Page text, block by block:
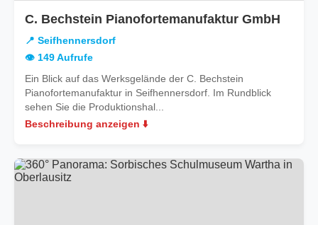
C. Bechstein Pianofortemanufaktur GmbH
📍 Seifhennersdorf
👁️ 149 Aufrufe
Ein Blick auf das Werksgelände der C. Bechstein
Pianofortemanufaktur in Seifhennersdorf. Im Rundblick
sehen Sie die Produktionshal...
Beschreibung anzeigen ⬇️